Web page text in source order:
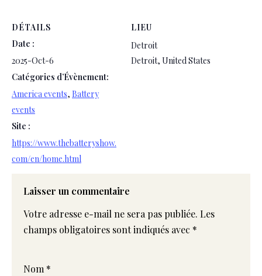
DÉTAILS
Date :
2025-Oct-6
Catégories d’Évènement:
America events, Battery
events
Site :
https://www.thebatteryshow.
com/en/home.html
LIEU
Detroit
Detroit, United States
Laisser un commentaire
Votre adresse e-mail ne sera pas publiée. Les
champs obligatoires sont indiqués avec *
Nom *